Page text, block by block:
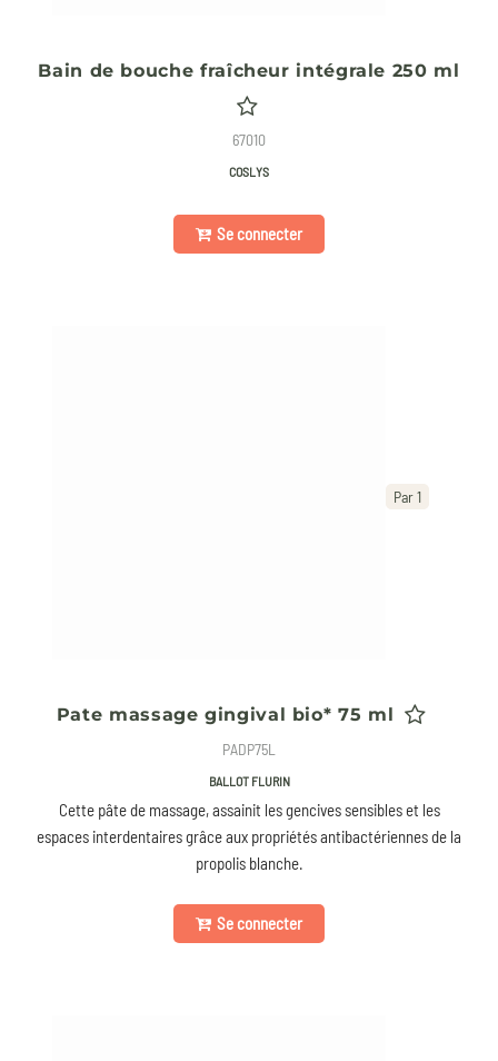
Bain de bouche fraîcheur intégrale 250 ml
67010
COSLYS
Se connecter
Par 1
Pate massage gingival bio* 75 ml
PADP75L
BALLOT FLURIN
Cette pâte de massage, assainit les gencives sensibles et les
espaces interdentaires grâce aux propriétés antibactériennes de la
propolis blanche.
Se connecter